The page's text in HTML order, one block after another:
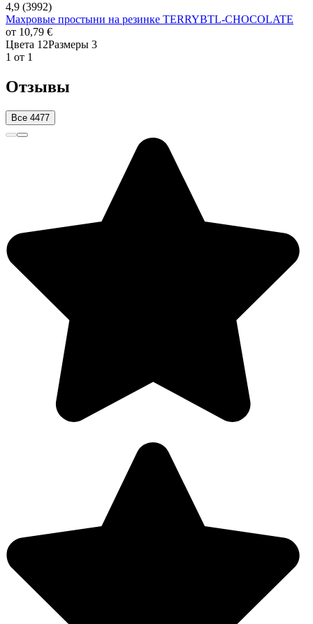
4,9 (3992)
Махровые простыни на резинке TERRYBTL-CHOCOLATE
от 10,79 €
Цвета 12Размеры 3
1 от 1
Отзывы
Все 4477